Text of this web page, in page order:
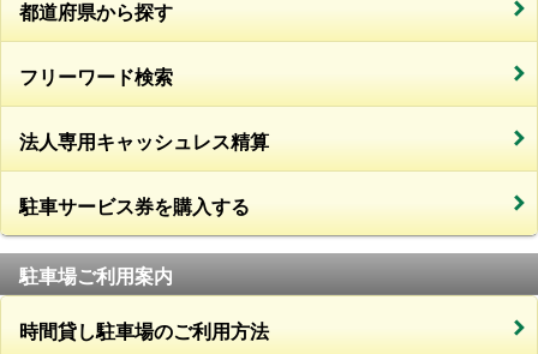
都道府県から探す
フリーワード検索
法人専用キャッシュレス精算
駐車サービス券を購入する
駐車場ご利用案内
時間貸し駐車場のご利用方法